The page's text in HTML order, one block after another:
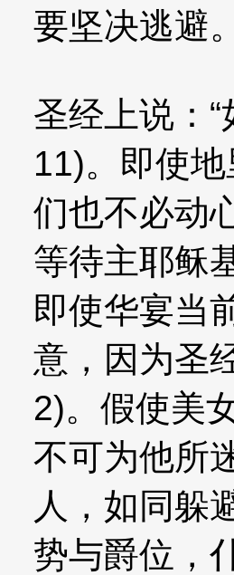
要坚决逃避。
圣经上说：
11)。即使
们也不必动
等待主耶稣
即使华宴当
意，因为圣
2)。假使美
不可为他所
人，如同躲
势与爵位，